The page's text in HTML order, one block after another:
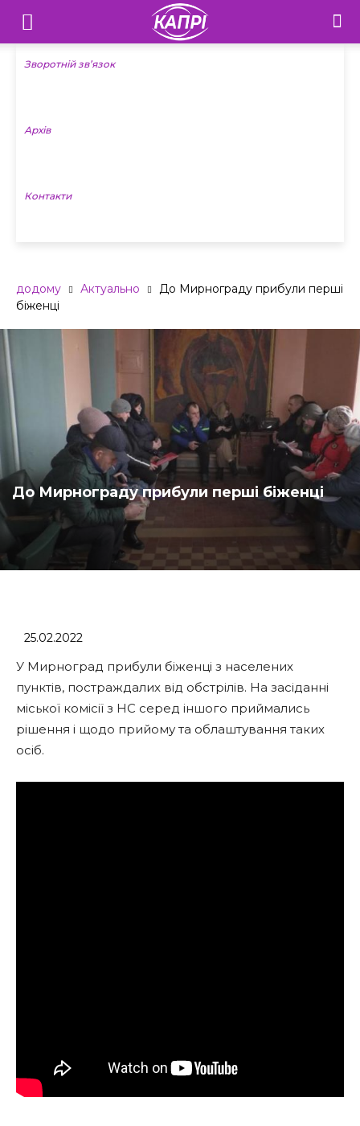
Телебачення
«Капрі»
Новини
Зворотній зв’язок
Архів
Контакти
додому Актуально
До Мирнограду прибули перші
біженці
До Мирнограду прибули перші біженці
25.02.2022
У Мирноград прибули біженці з населених
пунктів, постраждалих від обстрілів. На засіданні
міської комісії з НС серед іншого приймались
рішення і щодо прийому та облаштування таких
осіб.